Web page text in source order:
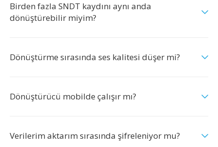
Birden fazla SNDT kaydını aynı anda
dönüştürebilir miyim?
Dönüştürme sırasında ses kalitesi düşer mi?
Dönüştürücü mobilde çalışır mı?
Verilerim aktarım sırasında şifreleniyor mu?